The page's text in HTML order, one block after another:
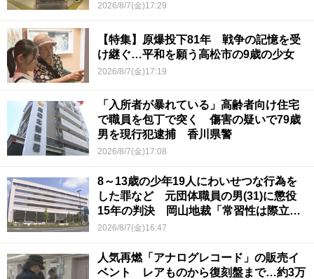
2026/8/7(金)17:29
【特集】原爆投下81年 戦争の記憶を受
け継ぐ…平和を願う高松市の9歳の少女
2026/8/7(金)17:19
「入所者が暴れている」高齢者向け住宅
で職員を包丁で突く 傷害の疑いで79歳
男を現行犯逮捕 香川県警
2026/8/7(金)17:08
8～13歳の少年19人にわいせつな行為を
した罪など 元団体職員の男(31)に懲役
15年の判決 岡山地裁「常習性は際立っ
ていて被害結果も非常に重い」
2026/8/7(金)16:47
人気再燃「アナログレコード」の販売イ
ベント レアものから復刻盤まで…約3万